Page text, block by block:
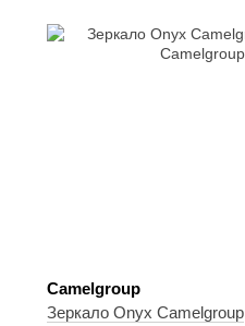
Camelgroup
Зеркало Onyx Camelgroup